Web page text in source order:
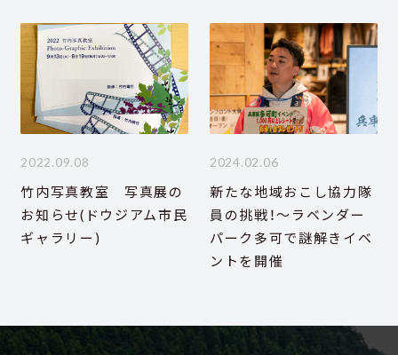
2022.09.08
竹内写真教室 写真展の
お知らせ(ドウジアム市民
ギャラリー)
2024.02.06
新たな地域おこし協力隊
員の挑戦！～ラベンダー
パーク多可で謎解きイベ
ントを開催